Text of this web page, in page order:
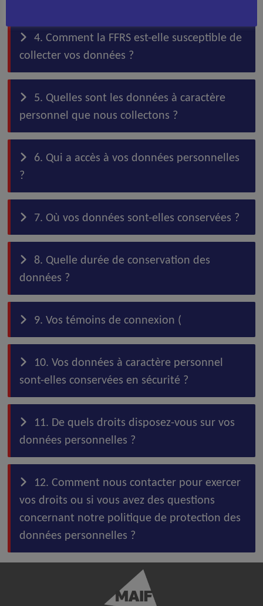
4. Comment la FFRS est-elle susceptible de
collecter vos données ?
5. Quelles sont les données à caractère
personnel que nous collectons ?
6. Qui a accès à vos données personnelles
?
7. Où vos données sont-elles conservées ?
8. Quelle durée de conservation des
données ?
9. Vos témoins de connexion (
10. Vos données à caractère personnel
sont-elles conservées en sécurité ?
11. De quels droits disposez-vous sur vos
données personnelles ?
12. Comment nous contacter pour exercer
vos droits ou si vous avez des questions
concernant notre politique de protection des
données personnelles ?